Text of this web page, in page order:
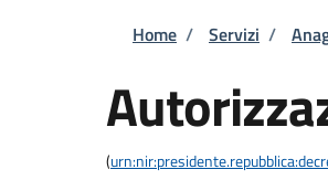
Briciole
Home / Servizi /
(